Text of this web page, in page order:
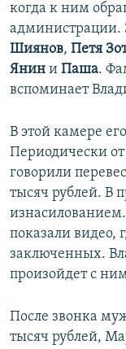
когда к ним
администрации.
Шиянов, Петя
Янин и Паша.
вспоминает
В этой камере
Периодически
говорили
тысяч рублей. В
изнасилованием.
показали видео,
заключенных.
произойдет с
После звонка
тысяч рублей,